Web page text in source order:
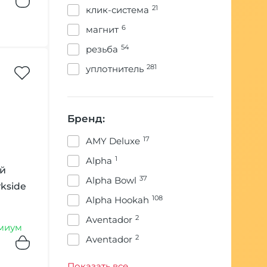
электронная чаша 4
клик-система 21
магнит 6
резьба 54
уплотнитель 281
Бренд:
AMY Deluxe 17
Alpha 1
Alpha Bowl 37
Alpha Hookah 108
Aventador 2
Aventador 2